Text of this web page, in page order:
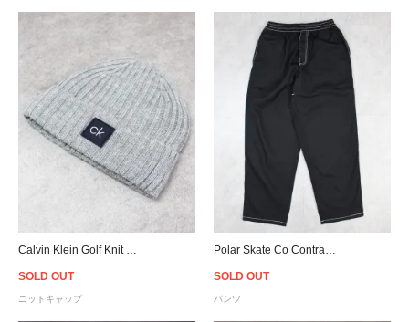
SOLD OUT
ニットキャップ
SOLD OUT
パンツ